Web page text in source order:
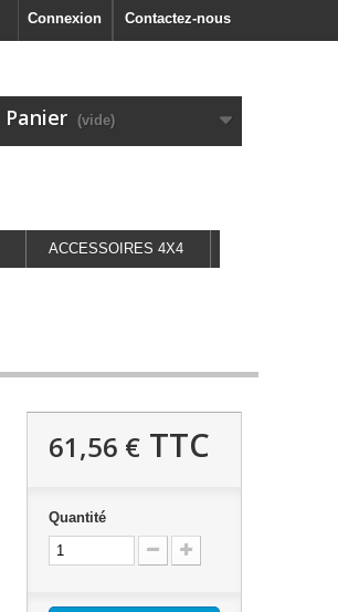
Contactez-nous
Connexion
Panier (vide)
ACCESSOIRES 4X4
61,56 €TTC
Quantité